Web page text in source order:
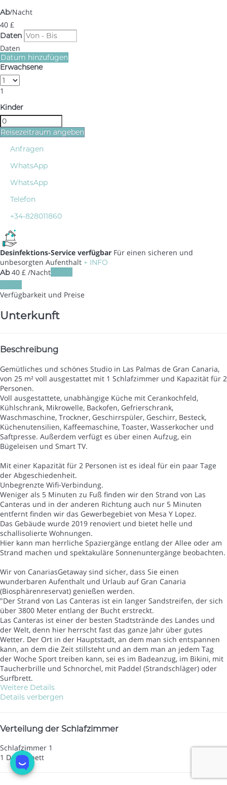
Ab/Nacht
40 £
Daten
Daten
Datum hinzufügen
Erwachsene
1
Kinder
Reisezeitraum angeben
Anfragen
WhatsApp
WhatsApp
Telefon
+34-828011860
Desinfektions-Service verfügbar Für einen sicheren und
unbesorgten Aufenthalt + INFO
Ab40 £ /Nacht
Verfügbarkeit und Preise
Unterkunft
Beschreibung
Gemütliches und schönes Studio in Las Palmas de Gran Canaria,
von 25 m² voll ausgestattet mit 1 Schlafzimmer und Kapazität für 2
Personen.
Voll ausgestattete, unabhängige Küche mit Cerankochfeld,
Kühlschrank, Mikrowelle, Backofen, Gefrierschrank,
Waschmaschine, Trockner, Geschirrspüler, Geschirr, Besteck,
Küchenutensilien, Kaffeemaschine, Toaster, Wasserkocher und
Saftpresse. Außerdem verfügt es über einen Aufzug, ein
Bügeleisen und Smart TV.
Mit einer Kapazität für 2 Personen ist es ideal für ein paar Tage
der Abgeschiedenheit.
Unbegrenzte Wifi-Verbindung.
Weniger als 5 Minuten zu Fuß finden wir den Strand von Las
Canteras und in der anderen Richtung auch nur 5 Minuten
entfernt finden wir das Gewerbegebiet von Mesa Y Lopez.
Das Gebäude wurde 2019 renoviert und bietet helle und
schallisolierte Wohnungen.
Hier kann man herrliche Spaziergänge entlang der Allee oder am
Strand machen und spektakuläre Sonnenuntergänge beobachten.
Wir von CanariasGetaway sind sicher, dass Sie einen
wunderbaren Aufenthalt und Urlaub auf Gran Canaria
(Biosphärenreservat) genießen werden.
"Der Strand von Las Canteras ist ein langer Sandstreifen, der sich
über 3800 Meter entlang der Bucht erstreckt.
Las Canteras ist einer der besten Stadtstrände des Landes und
der Welt, denn hier herrscht fast das ganze Jahr über gutes
Wetter. Der Ort in der Hauptstadt, an dem man sich entspannen
kann, an dem die Zeit stillsteht und an dem man an jedem Tag
der Woche Sport treiben kann, sei es im Badeanzug, im Bikini, mit
Taucherbrille und Schnorchel, mit Paddel (Strandschläger) oder
Surfbrett.
Weitere Details
Details verbergen
Verteilung der Schlafzimmer
Schlafzimmer 1
1 Doppelbett